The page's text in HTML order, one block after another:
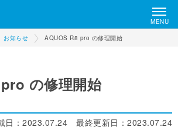
MENU
お知らせ AQUOS R8 pro の修理開始
の修理開始
最終更新日： 2023.07.24
日： 2023.07.24